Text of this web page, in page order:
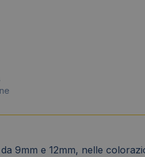
9mm e 12mm, nelle